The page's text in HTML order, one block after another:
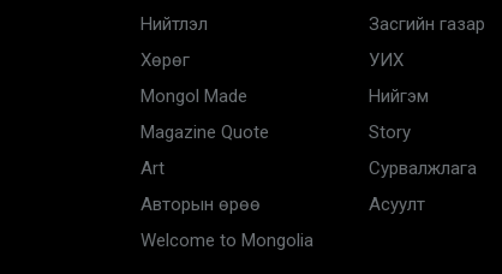
Нийтлэл
Хөрөг
Mongol Made
Magazine Quote
Art
Авторын өрөө
Welcome to Mongolia
Засгийн газар
УИХ
Нийгэм
Story
Сурвалжлага
Асуулт